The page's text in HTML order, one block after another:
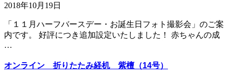
2018年10月19日
「１１月ハーフバースデー・お誕生日フォト撮影会」のご案
内です。 好評につき追加設定いたしました！ 赤ちゃんの成
…
オンライン 折りたたみ経机 紫檀（14号）